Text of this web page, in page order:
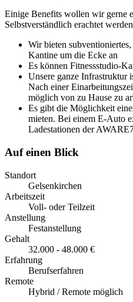
Einige Benefits wollen wir gerne
Selbstverständlich erachtet
Wir bieten
Kantine um die Ecke an
Es können Fitnessstudio-
Unsere ganze Infrastruktur
Nach einer
möglich von zu Hause zu
Es gibt die Möglichkeit
mieten. Bei einem E-Auto
Ladestationen der
Auf einen Blick
Standort
Gelsenkirchen
Arbeitszeit
Voll- oder Teilzeit
Anstellung
Festanstellung
Gehalt
32.000 - 48.000 €
Erfahrung
Berufserfahren
Remote
Hybrid / Remote möglich